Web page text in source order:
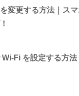
変更する方法｜ス
Wi-Fi を設定する方